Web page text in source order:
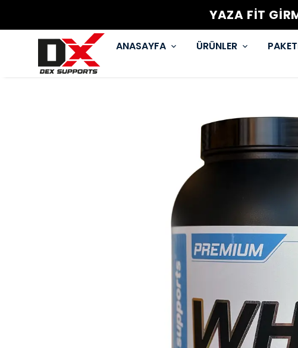
YAZA FİT
ANASAYFA ÜRÜNLER